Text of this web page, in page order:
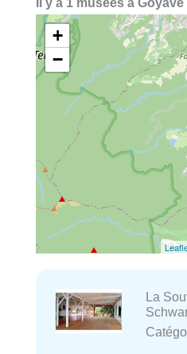
+
−
La